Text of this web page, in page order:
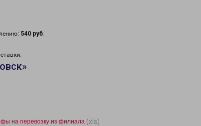
540 руб.
на перевозку из филиала (xls)